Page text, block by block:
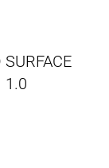
SURFACE
1.0